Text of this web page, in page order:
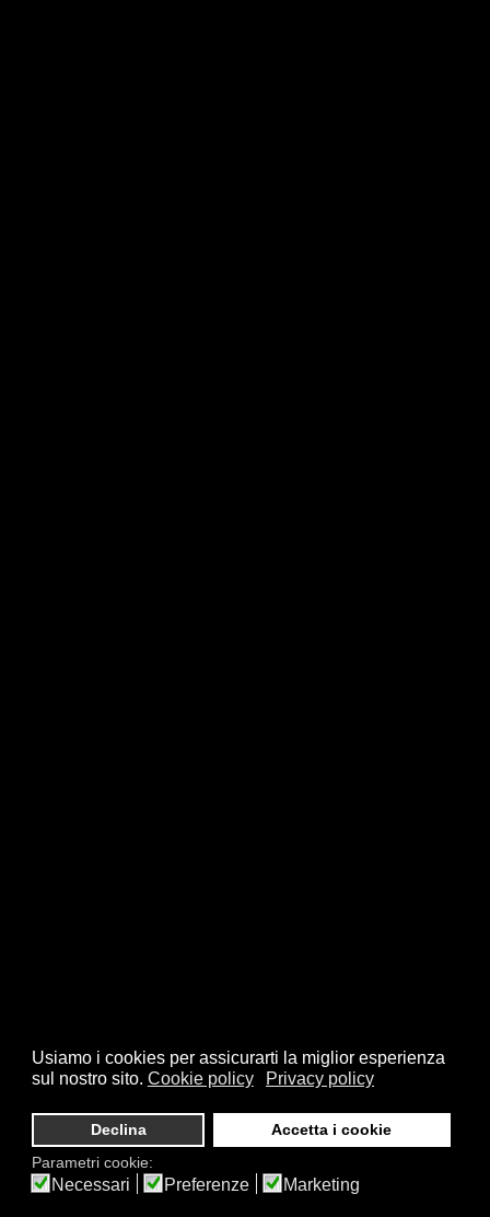
Usiamo i cookies per assicurarti la miglior esperienza
sul nostro sito. Cookie policy Privacy policy
Declina
Accetta i cookie
Parametri cookie:
Necessari Preferenze Marketing